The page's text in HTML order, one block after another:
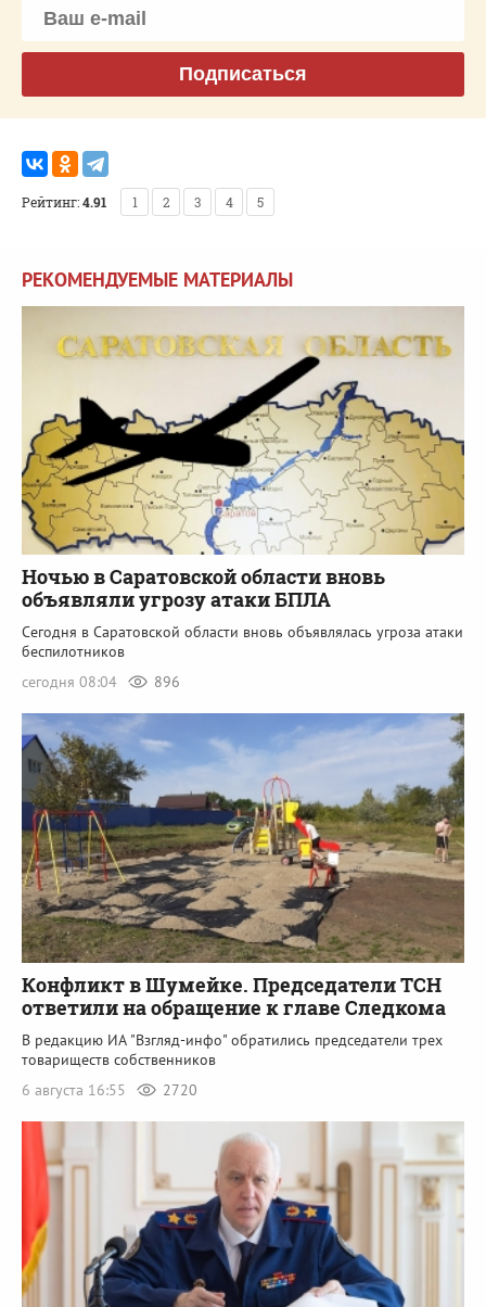
Подписаться
Рейтинг:4.91 1 2 3 4 5
РЕКОМЕНДУЕМЫЕ МАТЕРИАЛЫ
Ночью в Саратовской области вновь
объявляли угрозу атаки БПЛА
Сегодня в Саратовской области вновь объявлялась угроза атаки
беспилотников
сегодня 08:04
896
Конфликт в Шумейке. Председатели ТСН
ответили на обращение к главе Следкома
В редакцию ИА "Взгляд-инфо" обратились председатели трех
товариществ собственников
6 августа 16:55
2720